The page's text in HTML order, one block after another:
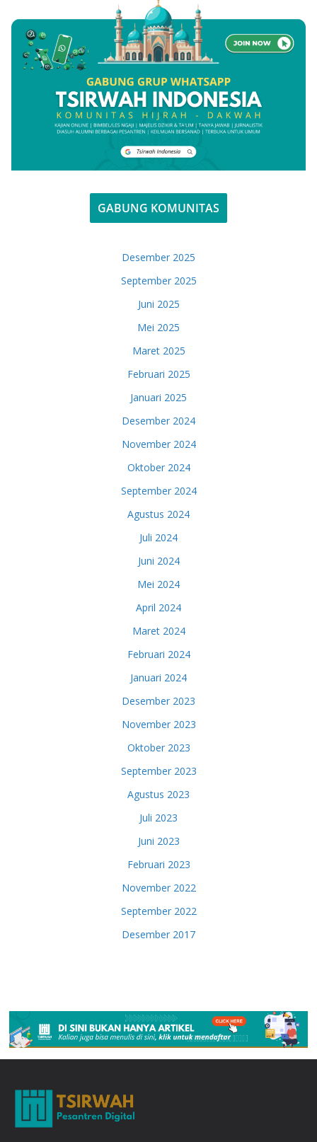
GABUNG KOMUNITAS
Desember 2025
September 2025
Juni 2025
Mei 2025
Maret 2025
Februari 2025
Januari 2025
Desember 2024
November 2024
Oktober 2024
September 2024
Agustus 2024
Juli 2024
Juni 2024
Mei 2024
April 2024
Maret 2024
Februari 2024
Januari 2024
Desember 2023
November 2023
Oktober 2023
September 2023
Agustus 2023
Juli 2023
Juni 2023
Februari 2023
November 2022
September 2022
Desember 2017